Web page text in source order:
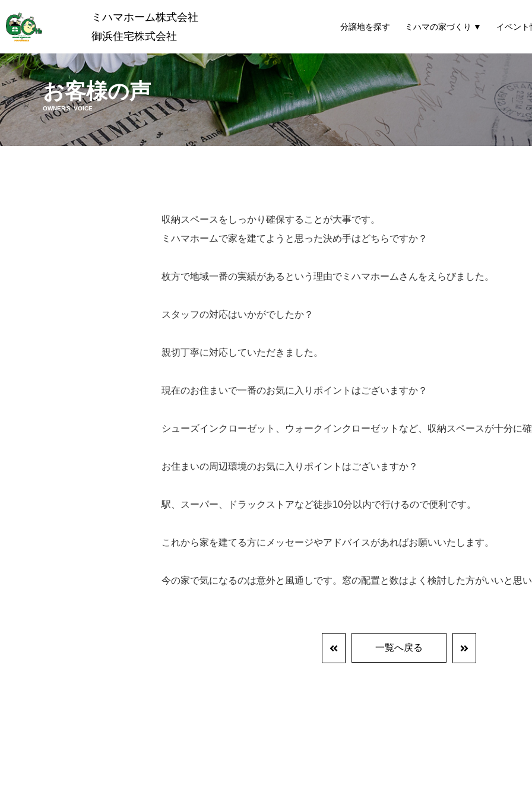
ミハマホーム株式会社
御浜住宅株式会社
分譲地を探す ミハマの家づくり イベント
お客様の声
OWNER'S VOICE
収納スペースをしっかり確保することが大事です。
ミハマホームで家を建てようと思った決め手はどちらですか？
枚方で地域一番の実績があるという理由でミハマホームさんをえらびました。
スタッフの対応はいかがでしたか？
親切丁寧に対応していただきました。
現在のお住まいで一番のお気に入りポイントはございますか？
シューズインクローゼット、ウォークインクローゼットなど、収納スペースが十分に
お住まいの周辺環境のお気に入りポイントはございますか？
駅、スーパー、ドラックストアなど徒歩10分以内で行けるので便利です。
これから家を建てる方にメッセージやアドバイスがあればお願いいたします。
今の家で気になるのは意外と風通しです。窓の配置と数はよく検討した方がいいと思
一覧へ戻る